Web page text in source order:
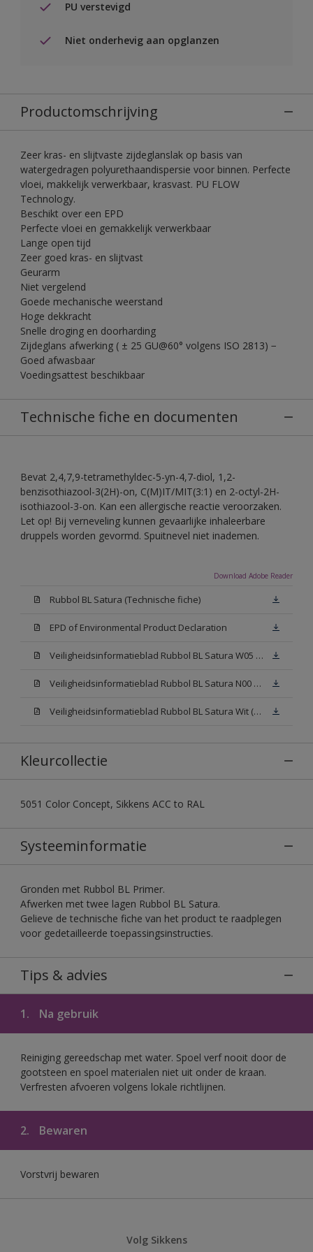
PU verstevigd
Niet onderhevig aan opglanzen
Productomschrijving
Zeer kras- en slijtvaste zijdeglanslak op basis van
watergedragen polyurethaandispersie voor binnen. Perfecte
vloei, makkelijk verwerkbaar, krasvast. PU FLOW
Technology.
Beschikt over een EPD
Perfecte vloei en gemakkelijk verwerkbaar
Lange open tijd
Zeer goed kras- en slijtvast
Geurarm
Niet vergelend
Goede mechanische weerstand
Hoge dekkracht
Snelle droging en doorharding
Zijdeglans afwerking ( ± 25 GU@60° volgens ISO 2813) −
Goed afwasbaar
Voedingsattest beschikbaar
Technische fiche en documenten
Bevat 2,4,7,9-tetramethyldec-5-yn-4,7-diol, 1,2-
benzisothiazool-3(2H)-on, C(M)IT/MIT(3:1) en 2-octyl-2H-
isothiazool-3-on. Kan een allergische reactie veroorzaken.
Let op! Bij verneveling kunnen gevaarlijke inhaleerbare
druppels worden gevormd. Spuitnevel niet inademen.
Download Adobe Reader
Rubbol BL Satura (Technische fiche)
EPD of Environmental Product Declaration
Veiligheidsinformatieblad Rubbol BL Satura W05 (SDS)
Veiligheidsinformatieblad Rubbol BL Satura N00 (SDS)
Veiligheidsinformatieblad Rubbol BL Satura Wit (SDS)
Kleurcollectie
5051 Color Concept, Sikkens ACC to RAL
Systeeminformatie
Gronden met Rubbol BL Primer.
Afwerken met twee lagen Rubbol BL Satura.
Gelieve de technische fiche van het product te raadplegen
voor gedetailleerde toepassingsinstructies.
Tips & advies
1. Na gebruik
Reiniging gereedschap met water. Spoel verf nooit door de
gootsteen en spoel materialen niet uit onder de kraan.
Verfresten afvoeren volgens lokale richtlijnen.
2. Bewaren
Vorstvrij bewaren
Volg Sikkens